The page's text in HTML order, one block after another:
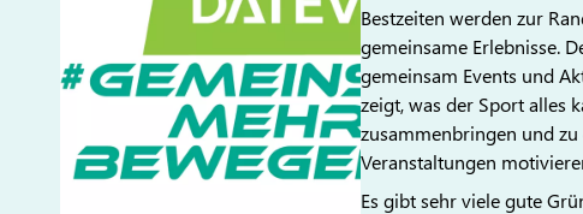
Bestzeiten werden zur
gemeinsame Erlebnisse.
gemeinsam Events und
zeigt, was der Sport alles
zusammenbringen und
Veranstaltungen
Es gibt sehr viele gute